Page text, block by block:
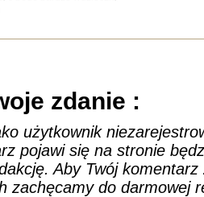
zdanie :
użytkownik
pojawi się na stronie
Aby Twój
zachęcamy do darmowej